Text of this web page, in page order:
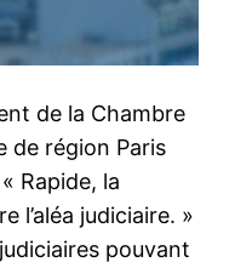
de la Chambre
de région Paris
Rapide, la
l’aléa judiciaire. »
pouvant